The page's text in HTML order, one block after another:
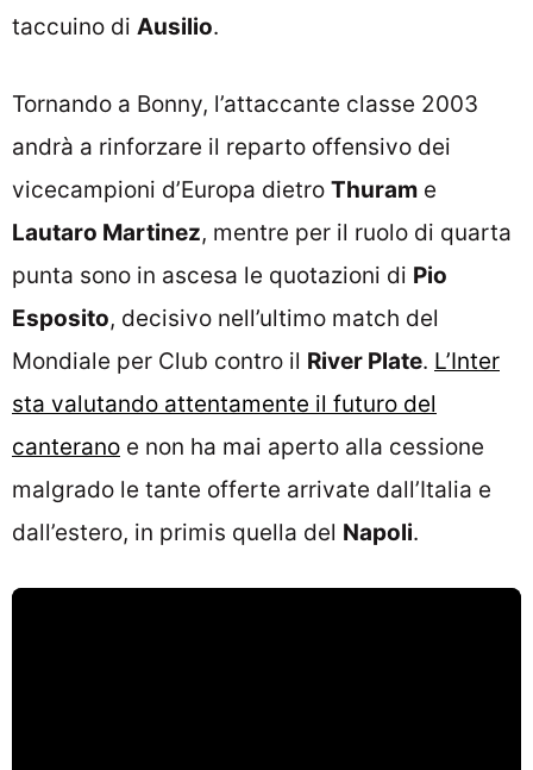
taccuino di Ausilio.
Tornando a Bonny, l’attaccante classe 2003
andrà a rinforzare il reparto offensivo dei
vicecampioni d’Europa dietro Thuram e
Lautaro Martinez, mentre per il ruolo di quarta
punta sono in ascesa le quotazioni di Pio
Esposito, decisivo nell’ultimo match del
Mondiale per Club contro il River Plate. L’Inter
sta valutando attentamente il futuro del
canterano e non ha mai aperto alla cessione
malgrado le tante offerte arrivate dall’Italia e
dall’estero, in primis quella del Napoli.